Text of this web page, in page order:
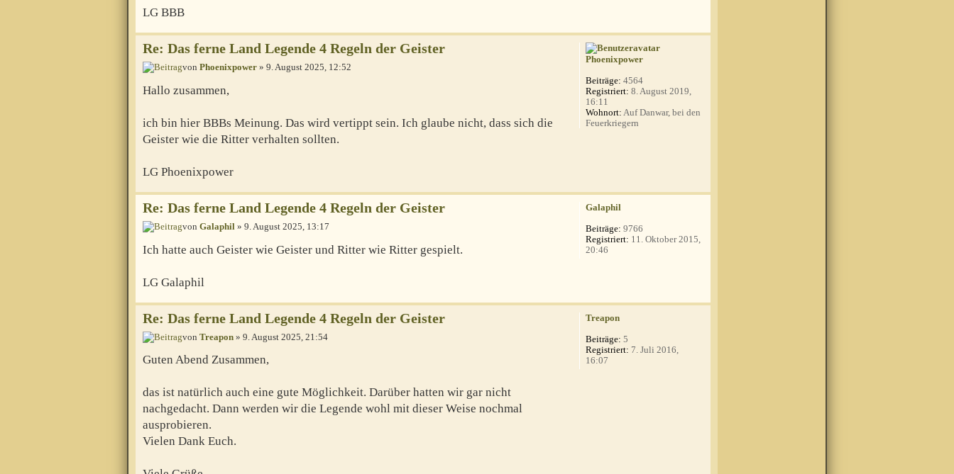
LG BBB
Re: Das ferne Land Legende 4 Regeln der Geister
von Phoenixpower » 9. August 2025, 12:52
Hallo zusammen,
ich bin hier BBBs Meinung. Das wird vertippt sein. Ich glaube nicht, dass sich die
Geister wie die Ritter verhalten sollten.
LG Phoenixpower
Phoenixpower
Beiträge: 4564
Registriert: 8. August 2019,
16:11
Wohnort: Auf Danwar, bei den
Feuerkriegern
Re: Das ferne Land Legende 4 Regeln der Geister
von Galaphil » 9. August 2025, 13:17
Ich hatte auch Geister wie Geister und Ritter wie Ritter gespielt.
LG Galaphil
Galaphil
Beiträge: 9766
Registriert: 11. Oktober 2015,
20:46
Re: Das ferne Land Legende 4 Regeln der Geister
von Treapon » 9. August 2025, 21:54
Guten Abend Zusammen,
das ist natürlich auch eine gute Möglichkeit. Darüber hatten wir gar nicht
nachgedacht. Dann werden wir die Legende wohl mit dieser Weise nochmal
ausprobieren.
Vielen Dank Euch.
Treapon
Beiträge: 5
Registriert: 7. Juli 2016,
16:07